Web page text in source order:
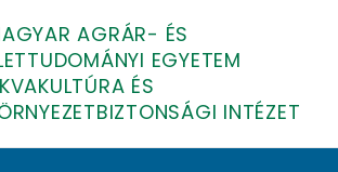
AGRÁR- ÉS
EGYETEM
ÉS
INTÉZET